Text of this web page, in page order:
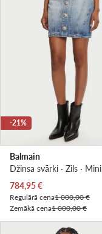
-21%
Balmain
Džinsa svārki · Zils · Mini
Pašreizējā cena
784,95€
Regulārā cena1 000,00 €
Zemākā cena1 000,00 €